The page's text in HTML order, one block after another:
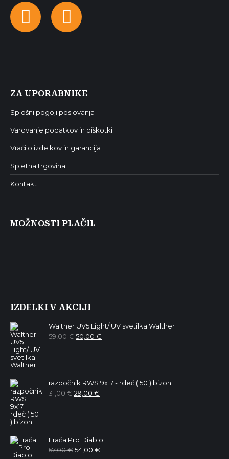
FacebookInstagram
ZA UPORABNIKE
Splošni pogoji poslovanja
Varovanje podatkov in piškotki
Vračilo izdelkov in garancija
Spletna trgovina
Kontakt
MOŽNOSTI PLAČIL
IZDELKI V AKCIJI
Walther UV5 Light/ UV svetilka Walther
59,00€ Izvirna
50,00 €
razpočnik RWS 9x17 - rdeč ( 50 ) bizon
31,00€Izvirna
29,00 €
Frača Pro Diablo
57,00€ Izvirna
54,00 €